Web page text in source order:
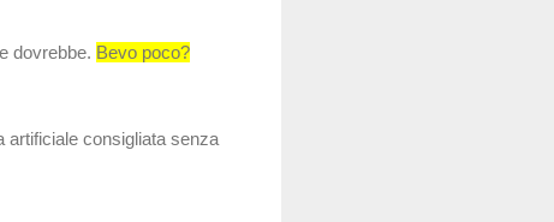
dovrebbe. Bevo poco?
artificiale consigliata senza